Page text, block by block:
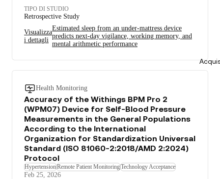
TIPO DI STUDIO
Retrospective Study
Visualizza
i dettagli
Estimated sleep from an under-mattress device
predicts next-day vigilance, working memory, and
mental arithmetic performance
Health Monitoring
Accuracy of the Withings BPM Pro 2
(WPM07) Device for Self-Blood Pressure
Measurements in the General Populations
According to the International
Organization for Standardization Universal
Standard (ISO 81060-2:2018/AMD 2:2024)
Protocol
HypertensionRemote Patient MonitoringTechnology Acceptance
Feb 25, 2026